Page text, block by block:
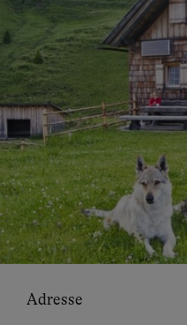
Adresse